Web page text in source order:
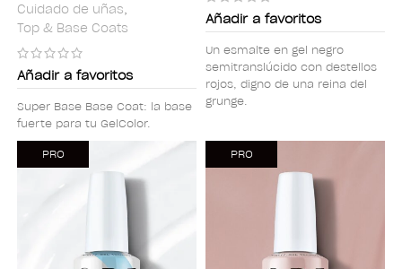
Cuidado de uñas,
Top & Base Coats
Añadir a favoritos
Super Base Base Coat: la base
fuerte para tu GelColor.
Añadir a favoritos
Un esmalte en gel negro
semitranslúcido con destellos
rojos, digno de una reina del
grunge.
PRO PRO